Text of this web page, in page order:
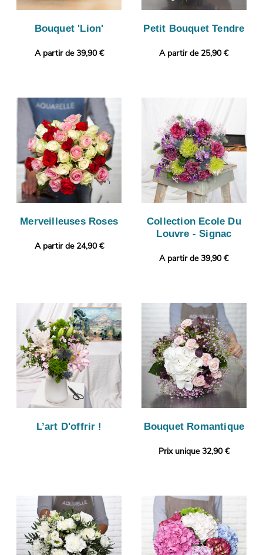
Bouquet 'Lion'
A partir de 39,90 €
Petit Bouquet Tendre
A partir de 25,90 €
Merveilleuses Roses
A partir de 24,90 €
Collection Ecole Du
Louvre - Signac
A partir de 39,90 €
L’art D'offrir ! Bouquet Romantique
Prix unique 32,90 €